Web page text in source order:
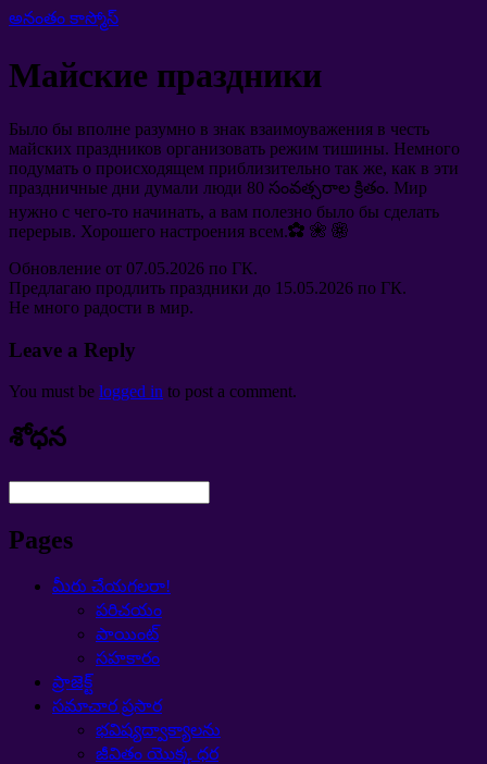
అనంతం కాస్మోస్
Майские праздники
Было бы вполне разумно в знак взаимоуважения в честь
майских праздников организовать режим тишины. Немного
подумать о происходящем приблизительно так же, как в эти
праздничные дни думали люди 80 సంవత్సరాల క్రితం. Мир
нужно с чего-то начинать, а вам полезно было бы сделать
перерыв. Хорошего настроения всем.✿ ❀ ❁
Обновление от 07.05.2026 по ГК.
Предлагаю продлить праздники до 15.05.2026 по ГК.
Не много радости в мир.
Leave a Reply
You must be logged in to post a comment.
శోధన
Pages
మీరు చేయగలరా!
పరిచయం
పాయింట్
సహకారం
ప్రాజెక్ట్
సమాచార ప్రసార
భవిష్యద్వాక్యాలను
జీవితం యొక్క ధర